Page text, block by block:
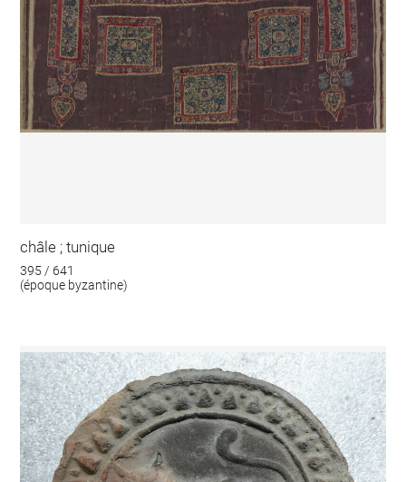
châle ; tunique
395 / 641
(époque byzantine)